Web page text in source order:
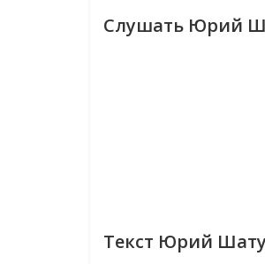
Слушать Юрий
Текст Юрий